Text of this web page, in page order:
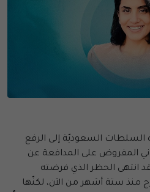
السلطات السعوديّة إلى الرفع
المفروض على المدافعة عن
انتهى الحظر الذي فرضته
منذ ستة أشهر من الآن، لكنّها